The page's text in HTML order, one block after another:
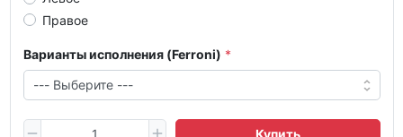
Правое
Варианты исполнения (Ferroni)
Купить